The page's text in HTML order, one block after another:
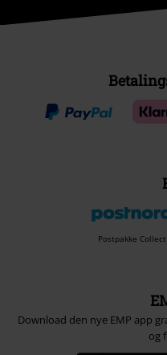
Postpakke Collect
Download den nye EMP app
og